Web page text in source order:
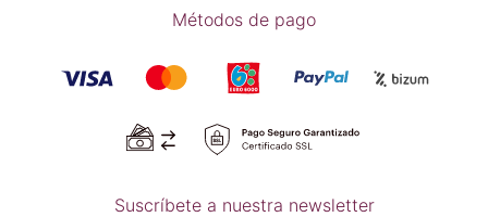
Métodos de pago
Suscríbete a nuestra newsletter